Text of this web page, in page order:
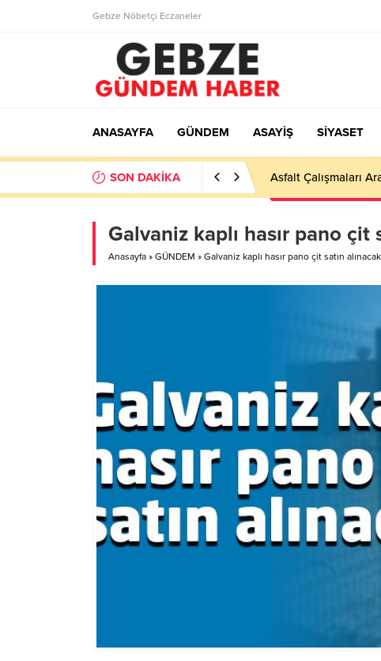
Gebze Nöbetçi Eczaneler
ANASAYFA GÜNDEM ASAYİŞ SİYASET
SON DAKİKA Ortaöğretime Geçiş
Galvaniz kaplı hasır pano çit
Anasayfa » GÜNDEM » Galvaniz kaplı hasır pano çit satın alınacak